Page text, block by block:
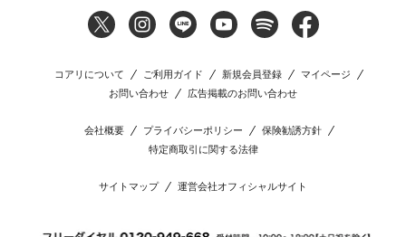
コアリについて ご利用ガイド 新規会員登録
マイページ
お問い合わせ
広告掲載のお問い合わせ
会社概要 プライバシーポリシー
保険勧誘方針
特定商取引に関する法律
サイトマップ 運営会社オフィシャルサイト